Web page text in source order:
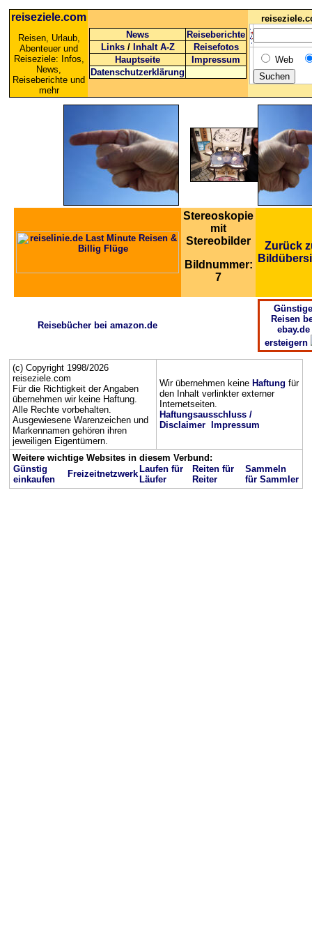
reiseziele.com
Reisen, Urlaub,
Abenteuer und
Reiseziele: Infos,
News,
Reiseberichte und
mehr
News
Reiseberichte
Links / Inhalt A-Z
Reisefotos
Hauptseite
Impressum
Datenschutzerklärung
Web
Stereoskopie
mit
Stereobilder
Bildnummer:
7
Zurück
Reisebücher bei amazon.de
Günstige
Reisen
ebay.de
ersteigern
(c) Copyright 1998/2026
reiseziele.com
Für die Richtigkeit der Angaben
übernehmen wir keine Haftung.
Alle Rechte vorbehalten.
Ausgewiesene Warenzeichen und
Markennamen gehören ihren
jeweiligen Eigentümern.
Wir übernehmen keine Haftung für
den Inhalt verlinkter externer
Internetseiten.
Haftungsausschluss /
Disclaimer
Impressum
Weitere wichtige Websites in diesem Verbund:
Günstig
einkaufen
Freizeitnetzwerk Laufen für
Läufer
Reiten für
Reiter
Sammeln
für Sammler